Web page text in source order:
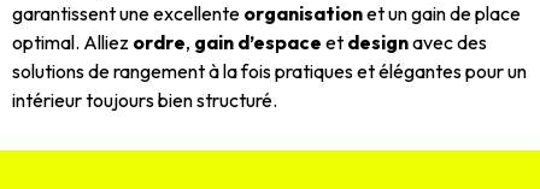
garantissent une excellente organisationet un gain de place
optimal. Alliez ordre, gain d’espace et designavec des
solutions de rangement à la fois pratiques et élégantes pour un
intérieur toujours bien structuré.